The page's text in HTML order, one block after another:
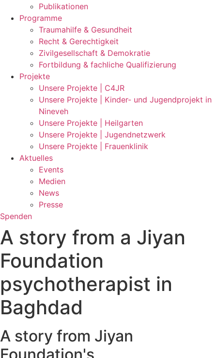
Publikationen
Programme
Traumahilfe & Gesundheit
Recht & Gerechtigkeit
Zivilgesellschaft & Demokratie
Fortbildung & fachliche Qualifizierung
Projekte
Unsere Projekte | C4JR
Unsere Projekte | Kinder- und Jugendprojekt in
Nineveh
Unsere Projekte | Heilgarten
Unsere Projekte | Jugendnetzwerk
Unsere Projekte | Frauenklinik
Aktuelles
Events
Medien
News
Presse
Spenden
A story from a Jiyan
Foundation
psychotherapist in
Baghdad
A story from Jiyan